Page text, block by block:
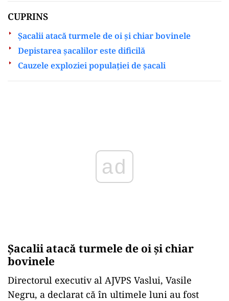
CUPRINS
Șacalii atacă turmele de oi și chiar bovinele
Depistarea șacalilor este dificilă
Cauzele exploziei populației de șacali
Șacalii atacă turmele de oi și chiar
bovinele
Directorul executiv al AJVPS Vaslui, Vasile
Negru, a declarat că în ultimele luni au fost